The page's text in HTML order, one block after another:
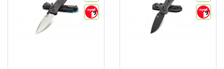
9 9